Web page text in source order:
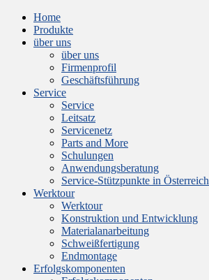
Home
Produkte
über uns
über uns
Firmenprofil
Geschäftsführung
Service
Service
Leitsatz
Servicenetz
Parts and More
Schulungen
Anwendungsberatung
Service-Stützpunkte in Österreich
Werktour
Werktour
Konstruktion und Entwicklung
Materialanarbeitung
Schweißfertigung
Endmontage
Erfolgskomponenten